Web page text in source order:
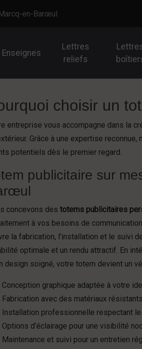
en-Barœul
Enseignes
Lettres
reliefs
choisir un
entreprise vous accompagne dans la
Grâce à une expertise
potentiels dès le premier regard.
publicitaire sur
concevons des totems publicitaires
à vos besoins de
la fabrication, l'installation et le suivi
optimale et un rendu attractif. En
design soigné, votre totem devient un
Conception graphique adaptée à votre
Fabrication avec des matériaux
Installation professionnelle respectant
Options d’éclairage pour une visibilité
Maintenance et suivi pour un entretien